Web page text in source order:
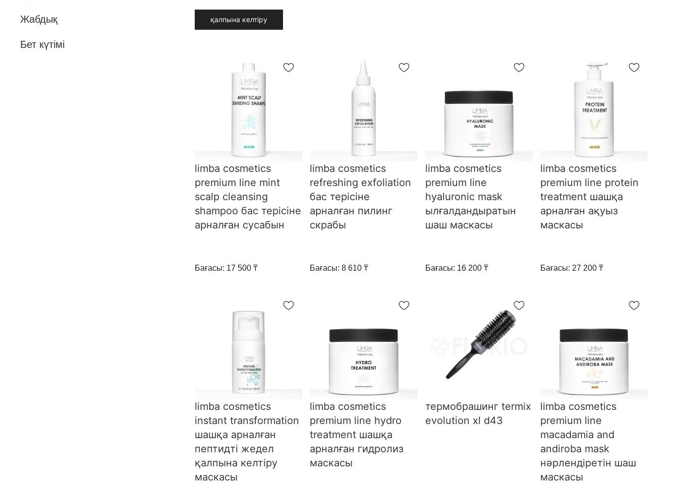
Жабдық
Бет күтімі
қалпына келтіру
limba cosmetics
premium line mint
scalp cleansing
shampoo бас терісіне
арналған сусабын
Бағасы: 17 500 ₸
limba cosmetics
refreshing exfoliation
бас терісіне
арналған пилинг
скрабы
Бағасы: 8 610 ₸
limba cosmetics
premium line
hyaluronic mask
ылғалдандыратын
шаш маскасы
Бағасы: 16 200 ₸
limba cosmetics
premium line protein
treatment шашқа
арналған ақуыз
маскасы
Бағасы: 27 200 ₸
limba cosmetics
instant transformation
шашқа арналған
пептидті жедел
қалпына келтіру
маскасы
limba cosmetics
premium line hydro
treatment шашқа
арналған гидролиз
маскасы
термобрашинг termix
evolution xl d43
limba cosmetics
premium line
macadamia and
andiroba mask
нәрлендіретін шаш
маскасы